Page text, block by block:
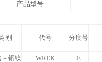
产品型号
别 代号 分度号
－铜镍
WREK E